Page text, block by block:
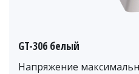
GT-306 белый
Напряжение